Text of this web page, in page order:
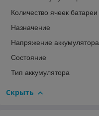
Количество ячеек батареи
Назначение
Напряжение аккумулятора
Состояние
Тип аккумулятора
Скрыть